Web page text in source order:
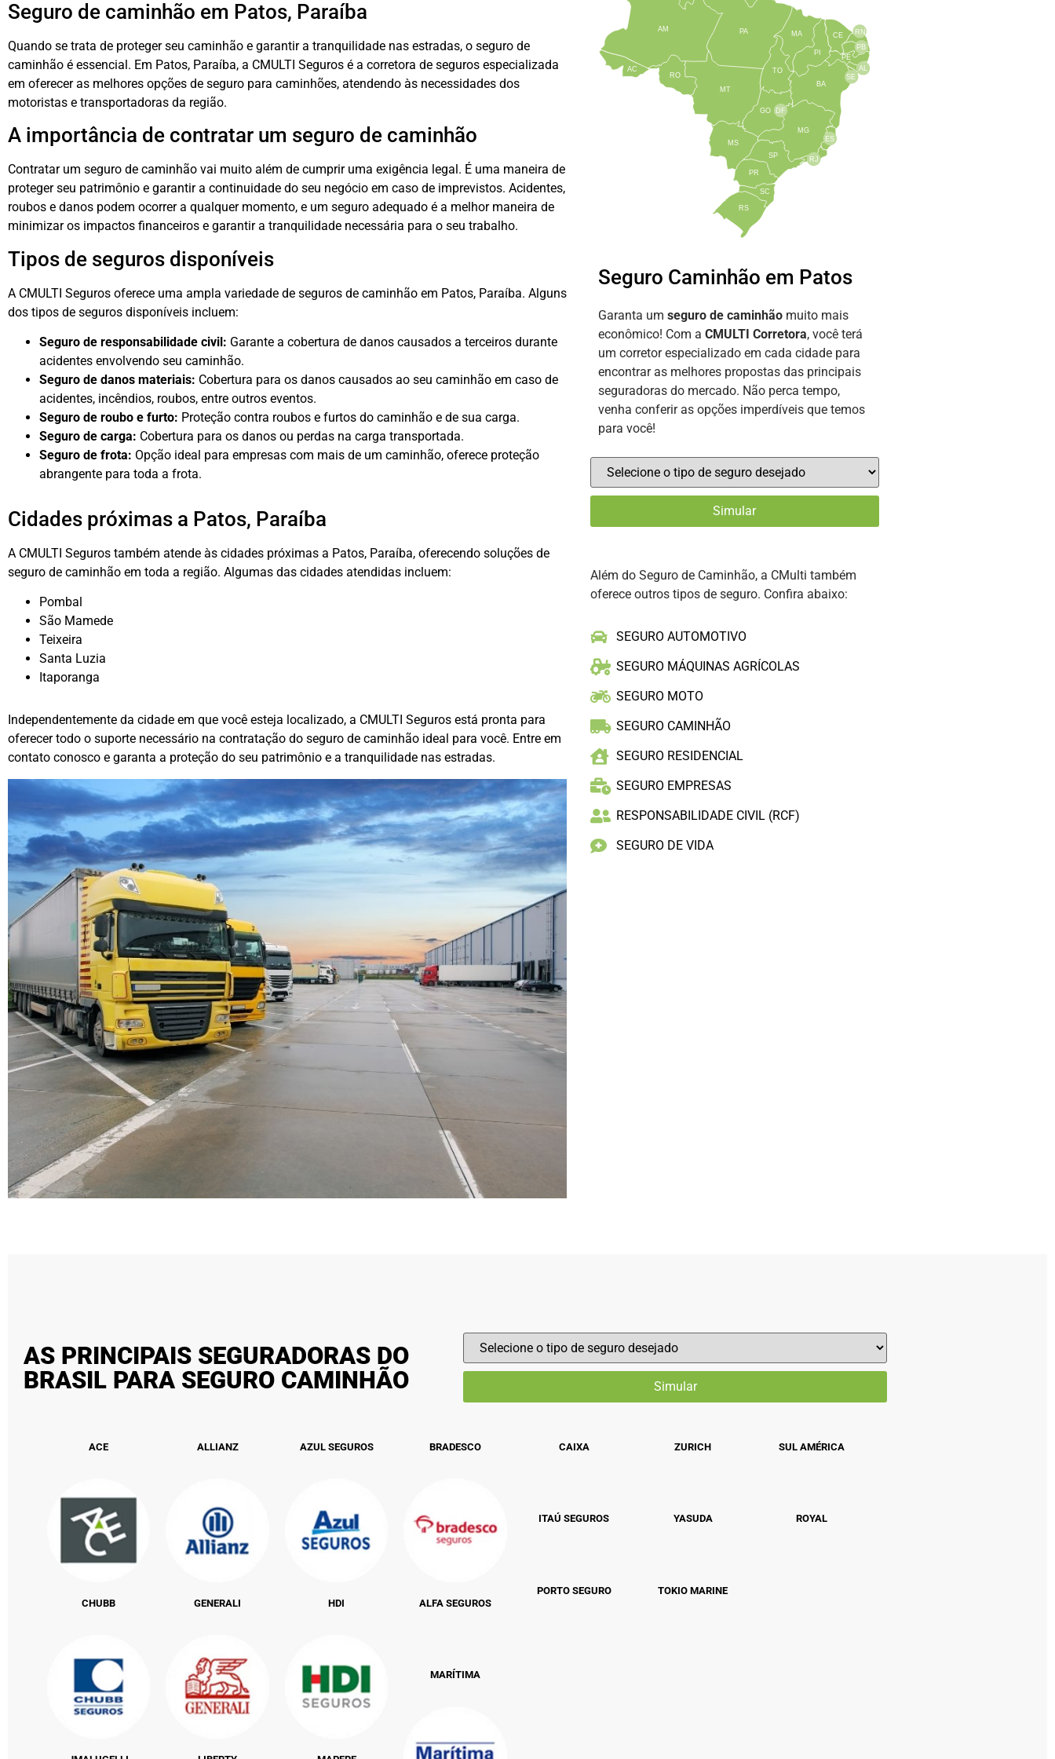
Seguro de caminhão em Patos, Paraíba
Quando se trata de proteger seu caminhão e garantir a tranquilidade nas estradas, o seguro de
caminhão é essencial. Em Patos, Paraíba, a CMULTI Seguros é a corretora de seguros especializada
em oferecer as melhores opções de seguro para caminhões, atendendo às necessidades dos
motoristas e transportadoras da região.
A importância de contratar um seguro de caminhão
Contratar um seguro de caminhão vai muito além de cumprir uma exigência legal. É uma maneira de
proteger seu patrimônio e garantir a continuidade do seu negócio em caso de imprevistos. Acidentes,
roubos e danos podem ocorrer a qualquer momento, e um seguro adequado é a melhor maneira de
minimizar os impactos financeiros e garantir a tranquilidade necessária para o seu trabalho.
Tipos de seguros disponíveis
A CMULTI Seguros oferece uma ampla variedade de seguros de caminhão em Patos, Paraíba. Alguns
dos tipos de seguros disponíveis incluem:
Seguro de responsabilidade civil: Garante a cobertura de danos causados a terceiros durante
acidentes envolvendo seu caminhão.
Seguro de danos materiais: Cobertura para os danos causados ao seu caminhão em caso de
acidentes, incêndios, roubos, entre outros eventos.
Seguro de roubo e furto: Proteção contra roubos e furtos do caminhão e de sua carga.
Seguro de carga: Cobertura para os danos ou perdas na carga transportada.
Seguro de frota: Opção ideal para empresas com mais de um caminhão, oferece proteção
abrangente para toda a frota.
Cidades próximas a Patos, Paraíba
A CMULTI Seguros também atende às cidades próximas a Patos, Paraíba, oferecendo soluções de
seguro de caminhão em toda a região. Algumas das cidades atendidas incluem:
Pombal
São Mamede
Teixeira
Santa Luzia
Itaporanga
Independentemente da cidade em que você esteja localizado, a CMULTI Seguros está pronta para
oferecer todo o suporte necessário na contratação do seguro de caminhão ideal para você. Entre em
contato conosco e garanta a proteção do seu patrimônio e a tranquilidade nas estradas.
TO
BA
SE
PE
AL
RN
CE
PI
MA
PA
AM
AC
RO
MT
MS
GO
PR
SC
RS
SP
MG
RJ
ES
DF
PB
Seguro Caminhão em Patos
Garanta um seguro de caminhão muito mais
econômico! Com a CMULTI Corretora, você terá
um corretor especializado em cada cidade para
encontrar as melhores propostas das principais
seguradoras do mercado. Não perca tempo,
venha conferir as opções imperdíveis que temos
para você!
Além do Seguro de Caminhão, a CMulti também
oferece outros tipos de seguro. Confira abaixo:
SEGURO AUTOMOTIVO
SEGURO MÁQUINAS AGRÍCOLAS
SEGURO MOTO
SEGURO CAMINHÃO
SEGURO RESIDENCIAL
SEGURO EMPRESAS
RESPONSABILIDADE CIVIL (RCF)
SEGURO DE VIDA
AS PRINCIPAIS SEGURADORAS DO
BRASIL PARA SEGURO CAMINHÃO
ACE
CHUBB
ALLIANZ
GENERALI
AZUL SEGUROS
HDI
BRADESCO
ALFA SEGUROS
MARÍTIMA
CAIXA
ITAÚ SEGUROS
PORTO SEGURO
ZURICH
YASUDA
TOKIO MARINE
SUL AMÉRICA
ROYAL